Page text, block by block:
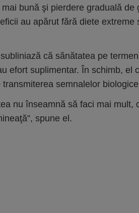
bună şi pierdere graduală de
au apărut fără diete extreme
că sănătatea pe
efort suplimentar. În schimb, el
transmiterea semnalelor
nu înseamnă să faci mai mult,
spune el.